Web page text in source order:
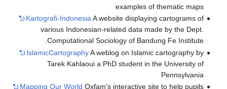
examples of thematic maps
Kartografi-IndonesiaA website displaying cartograms of
various Indonesian-related data made by the Dept.
Computational Sociology of Bandung Fe Institute.
IslamicCartographyA weblog on Islamic cartography by
Tarek Kahlaoui a PhD student in the University of
Pennsylvania
Mapping Our WorldOxfam's interactive site to help pupils